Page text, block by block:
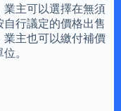
業主可以選擇在無須
行議定的價格出售
業主也可以繳付補價
。